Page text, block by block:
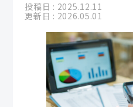
投稿日 : 2025.12.11
更新日 : 2026.05.01